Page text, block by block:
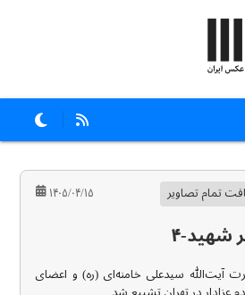
تمام تصاویر ۱۴۰۵/۰۴/۱۵
شهید-۴
آیت‌الله سیدعلی خامنه‌ای (ره) و اعضای